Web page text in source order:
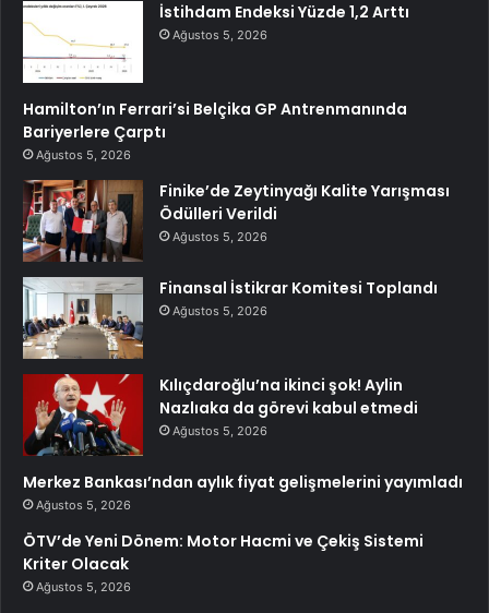
İstihdam Endeksi Yüzde 1,2 Arttı
Ağustos 5, 2026
Hamilton’ın Ferrari’si Belçika GP Antrenmanında
Bariyerlere Çarptı
Ağustos 5, 2026
Finike’de Zeytinyağı Kalite Yarışması
Ödülleri Verildi
Ağustos 5, 2026
Finansal İstikrar Komitesi Toplandı
Ağustos 5, 2026
Kılıçdaroğlu’na ikinci şok! Aylin
Nazlıaka da görevi kabul etmedi
Ağustos 5, 2026
Merkez Bankası’ndan aylık fiyat gelişmelerini yayımladı
Ağustos 5, 2026
ÖTV’de Yeni Dönem: Motor Hacmi ve Çekiş Sistemi
Kriter Olacak
Ağustos 5, 2026